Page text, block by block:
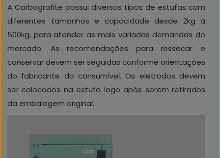
A Carbografite possui diversos tipos de estufas com
diferentes tamanhos e capacidade desde 2kg à
500kg, para atender as mais variadas demandas do
mercado. As recomendações para ressecar e
conservar devem ser seguidas conforme orientações
do fabricante do consumível. Os eletrodos devem
ser colocados na estufa logo após serem retirados
da embalagem original.